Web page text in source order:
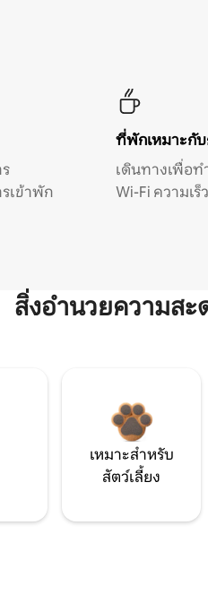
เข้าพัก
ที่พักเหมาะกั
เดินทางเพื่อท
Wi-Fi ความเ
สิ่งอำนวยความส
เหมาะสำหรับ
สัตว์เลี้ยง